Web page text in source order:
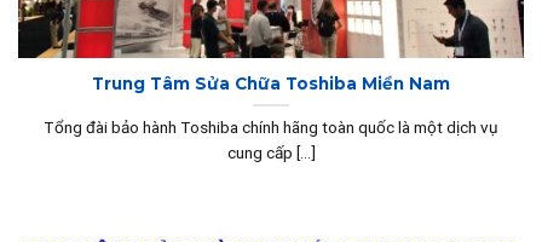
Trung Tâm Sửa Chữa Toshiba Miền Nam
Tổng đài bảo hành Toshiba chính hãng toàn quốc là một dịch vụ
cung cấp [...]